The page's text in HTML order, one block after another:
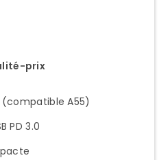
prix
(compatible A55)
PD 3.0